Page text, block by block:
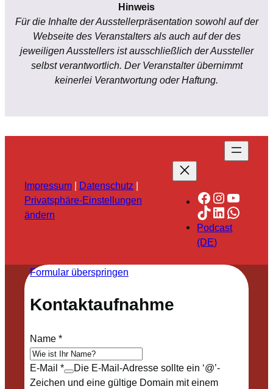
Hinweis
Für die Inhalte der Ausstellerpräsentation sowohl auf der
Webseite des Veranstalters als auch auf der des
jeweiligen Ausstellers ist ausschließlich der Aussteller
selbst verantwortlich. Der Veranstalter übernimmt
keinerlei Verantwortung oder Haftung.
Impressum Datenschutz
Privatsphäre-Einstellungen
ändern
Facebook
TikTok
LinkedIn
Podcast
(DE)
Formular überspringen
Kontaktaufnahme
Name*
E-Mail *
Die E-Mail-Adresse sollte ein ‘@’-
Zeichen und eine gültige Domain mit einem